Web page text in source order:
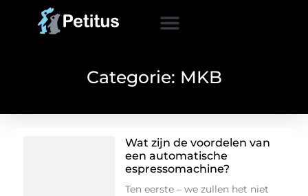
Categorie: MKB
Wat zijn de voordelen van
een automatische
espressomachine?
Ten eerste – we zullen het niet